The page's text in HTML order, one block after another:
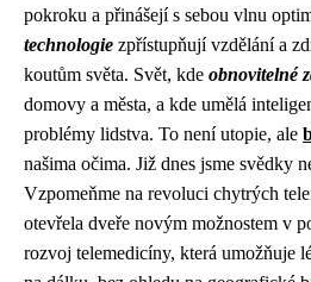
pokroku a přinášejí s sebou vlnu
technologie zpřístupňují vzdělání a
koutům světa. Svět, kde obnovitelné
domovy a města, a kde umělá
problémy lidstva. To není utopie, ale
našima očima. Již dnes jsme svědky
Vzpomeňme na revoluci chytrých
otevřela dveře novým možnostem v
rozvoj telemedicíny, která umožňuje